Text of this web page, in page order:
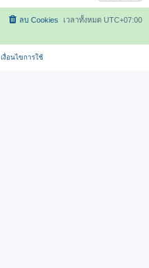
เวลาทั้งหมด UTC+07:00
ลบ Cookies
เงื่อนไขการใช้